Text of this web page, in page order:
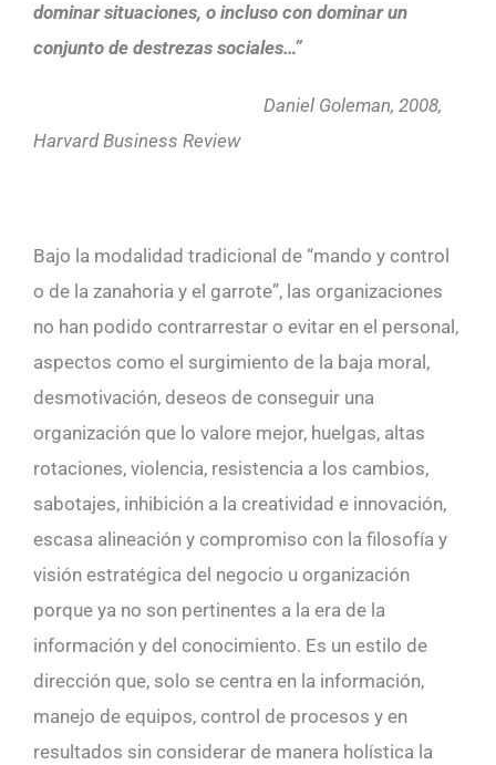
dominar situaciones, o incluso con dominar un
conjunto de destrezas sociales…”
Daniel Goleman, 2008,
Harvard Business Review
Bajo la modalidad tradicional de “mando y control
o de la zanahoria y el garrote”, las organizaciones
no han podido contrarrestar o evitar en el personal,
aspectos como el surgimiento de la baja moral,
desmotivación, deseos de conseguir una
organización que lo valore mejor, huelgas, altas
rotaciones, violencia, resistencia a los cambios,
sabotajes, inhibición a la creatividad e innovación,
escasa alineación y compromiso con la filosofía y
visión estratégica del negocio u organización
porque ya no son pertinentes a la era de la
información y del conocimiento. Es un estilo de
dirección que, solo se centra en la información,
manejo de equipos, control de procesos y en
resultados sin considerar de manera holística la